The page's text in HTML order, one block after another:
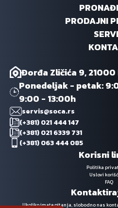
PRODAJNI
Đorđa Zličića 9, 21000
Ponedeljak - petak:
9:00 - 13:00h
servis@soca.rs
(+381) 021 444 147
(+381) 021 6339 731
(+381) 063 444 085
Korisni
Politika
Uslovi
FAQ
Ukoliko imate pitanja, slobodno nas